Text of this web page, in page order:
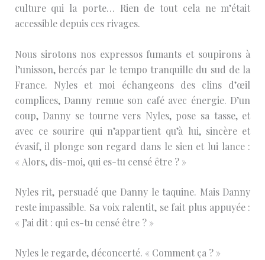
culture qui la porte… Rien de tout cela ne m’était
accessible depuis ces rivages.
Nous sirotons nos expressos fumants et soupirons à
l’unisson, bercés par le tempo tranquille du sud de la
France. Nyles et moi échangeons des clins d’œil
complices, Danny remue son café avec énergie. D’un
coup, Danny se tourne vers Nyles, pose sa tasse, et
avec ce sourire qui n’appartient qu’à lui, sincère et
évasif, il plonge son regard dans le sien et lui lance :
« Alors, dis-moi, qui es-tu censé être ? »
Nyles rit, persuadé que Danny le taquine. Mais Danny
reste impassible. Sa voix ralentit, se fait plus appuyée :
« J’ai dit : qui es-tu censé être ? »
Nyles le regarde, déconcerté. « Comment ça ? »